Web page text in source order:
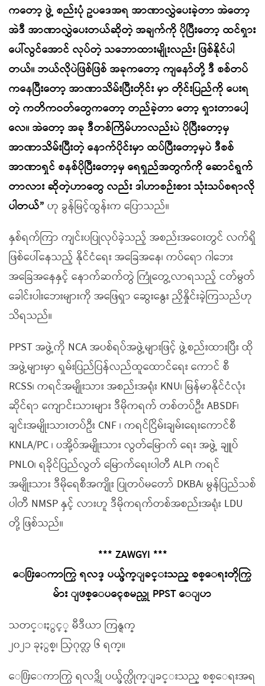
ကတော့ ဖွဲ့ စည်းပုံ ဥပဒေအရ အာဏာလွှဲပေးခဲ့တာ အဲတော့
အဲဒီ အာဏာလွှဲပေးတယ်ဆိုတဲ့ အချက်ကို ပိုပြီးတော့ ထင်ရှား
ပေါ်လွင်အောင် လုပ်တဲ့ သဘောထားမျိုးလည်း ဖြစ်နိုင်ပါ
တယ်။ ဘယ်လိုပဲဖြစ်ဖြစ် အခုကတော့ ကျနော်တို့ ဒီ စစ်တပ်
ကနေပြီးတော့ အာဏာသိမ်းပြီးတိုင်း မှာ တိုင်းပြည်ကို ပေးရ
တဲ့ ကတိကဝတ်တွေကတော့ တည်ခဲ့တာ တော့ ရှားတာပေါ့
လေ။ အဲတော့ အခု ဒီတစ်ကြိမ်ဟာလည်းပဲ ပိုပြီးတော့မှ
အာဏာသိမ်းပြီးတဲ့ နောက်ပိုင်းမှာ ထပ်ပြီးတော့မှပဲ ဒီစစ်
အာဏာရှင် စနစ်ပိုပြီးတော့မှ ရေရှည်အတွက်ကို ဆောင်ရွက်
တာလား ဆိုတဲ့ဟာတွေ လည်း ဒါဟာစဉ်းစား သုံးသပ်စရာလို
ပါတယ်” ဟု ခွန်မြင့်ထွန်းက ပြောသည်။
နှစ်ရက်ကြာ ကျင်းပပြုလုပ်ခဲ့သည့် အစည်းအဝေးတွင် လက်ရှိ
ဖြစ်ပေါ်နေသည့် နိုင်ငံရေး အခြေအနေ၊ ကပ်ရော ဂါဘေး
အခြေအနေနှင့် နောက်ဆက်တွဲ ကြုံတွေ့လာရသည့် ငတ်မွတ်
ခေါင်းပါးဘေးများကို အဖြေရှာ ဆွေးနွေး ညှိနှိုင်းခဲ့ကြသည်ဟု
သိရသည်။
PPST အဖွဲ့ကို NCA အပစ်ရပ်အဖွဲ့များဖြင့် ဖွဲ့စည်းထားပြီး ထို
အဖွဲ့များမှာ ရှမ်းပြည်ပြန်လည်ထူထောင်ရေး ကောင် စီ
RCSS၊ ကရင်အမျိုးသား အစည်းအရုံး KNU၊ မြန်မာနိုင်ငံလုံး
ဆိုင်ရာ ကျောင်းသားများ ဒီမိုကရက် တစ်တပ်ဦး ABSDF၊
ချင်းအမျိုးသားတပ်ဦး CNF ၊ ကရင်ငြိမ်းချမ်းရေးကောင်စီ
KNLA/PC ၊ ပအို့ဝ်အမျိုးသား လွတ်မြောက် ရေး အဖွဲ့ ချူပ်
PNLO၊ ရခိုင်ပြည်လွတ် မြောက်ရေးပါတီ ALP၊ ကရင်
အမျိုးသား ဒီမိုရေစီအကျိုး ပြုတပ်မတော် DKBA၊ မွန်ပြည်သစ်
ပါတီ NMSP နှင့် လားဟူ ဒီမိုကရက်တစ်အစည်းအရုံး LDU
တို့ ဖြစ်သည်။
*** ZAWGYI ***
ေ႐ြးေကာက္ပြဲ ရလဒ္ ပယ္ဖ်က္ျခင္းသည္ စစ္ေရးတိုက္ပြဲ
မ်ား ျဖစ္ေပၚေစမည္ဟု PPST ေျပာ
သတင္းႏွင့္ မီဒီယာ ကြန္ရက္
၂၀၂၁ ခုႏွစ္၊ ဩဂုတ္လ ၆ ရက္။
ေ႐ြးေကာက္ပြဲ ရလဒ္ကို ပယ္ဖ်က္လိုက္ျခင္းသည္ စစ္ေရးအရ